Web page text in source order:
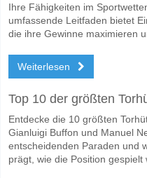
Ihre Fähigkeiten im
umfassende Leitfaden bietet
die ihre Gewinne maximieren
Weiterlesen
Top 10 der größten
Entdecke die 10 größten
Gianluigi Buffon und Manuel
entscheidenden Paraden und
prägt, wie die Position gespielt